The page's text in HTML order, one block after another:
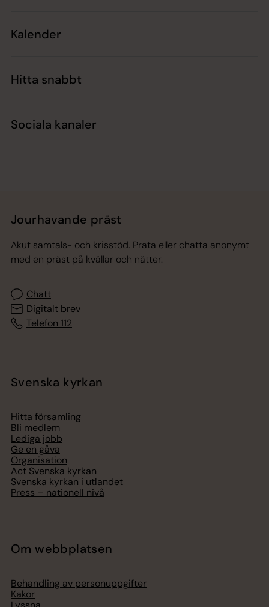
Kalender
Hitta snabbt
Sociala kanaler
Jourhavande präst
Akut samtals- och krisstöd. Prata eller chatta anonymt
med en präst på kvällar och nätter.
Chatt
Digitalt brev
Telefon 112
Svenska kyrkan
Hitta församling
Bli medlem
Lediga jobb
Ge en gåva
Organisation
Act Svenska kyrkan
Svenska kyrkan i utlandet
Press – nationell nivå
Om webbplatsen
Behandling av personuppgifter
Kakor